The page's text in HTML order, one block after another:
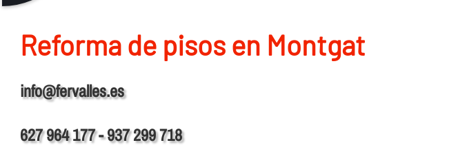
Reforma de pisos en Montgat
info@fervalles.es
627 964 177 - 937 299 718